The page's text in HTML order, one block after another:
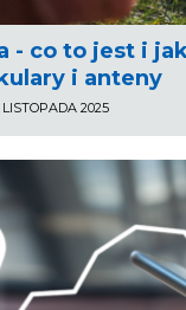
- co to jest i jak
i anteny
LISTOPADA 2025